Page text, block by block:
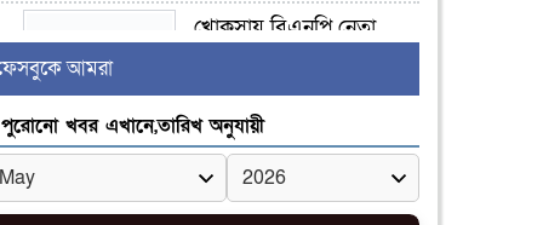
৪
খোকসায় বিএনপি নেতা
৫
সাঈদীর ছবিতে জুতা
নিক্ষেপকারীরা ‘জারজ
সন্তান’: আমির হামজা
আমরা
পুরোনো খবর এখানে,তারিখ অনুযায়ী